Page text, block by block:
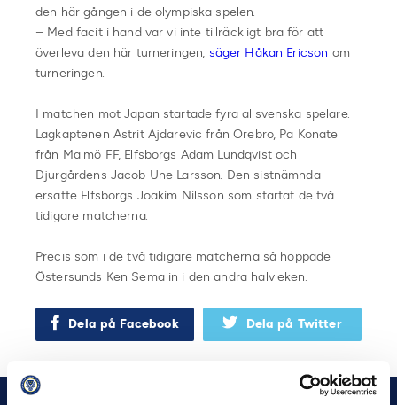
den här gången i de olympiska spelen.
– Med facit i hand var vi inte tillräckligt bra för att
överleva den här turneringen, säger Håkan Ericson om
turneringen.
I matchen mot Japan startade fyra allsvenska spelare.
Lagkaptenen Astrit Ajdarevic från Örebro, Pa Konate
från Malmö FF, Elfsborgs Adam Lundqvist och
Djurgårdens Jacob Une Larsson. Den sistnämnda
ersatte Elfsborgs Joakim Nilsson som startat de två
tidigare matcherna.
Precis som i de två tidigare matcherna så hoppade
Östersunds Ken Sema in i den andra halvleken.
Dela på Facebook Dela på Twitter